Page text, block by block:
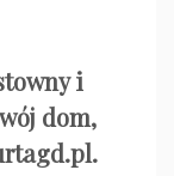
i
dom,